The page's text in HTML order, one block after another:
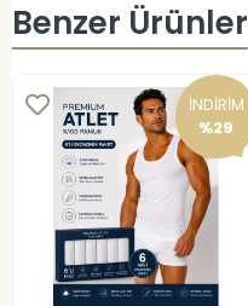
Benzer Ürünler
İNDİRİM
%29